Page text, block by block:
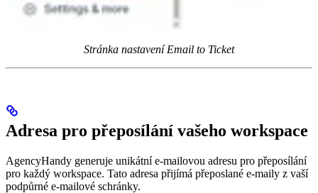
Stránka nastavení Email to Ticket
Adresa pro přeposílání vašeho workspace
AgencyHandy generuje unikátní e-mailovou adresu pro přeposílání
pro každý workspace. Tato adresa přijímá přeposlané e-maily z vaší
podpůrné e-mailové schránky.